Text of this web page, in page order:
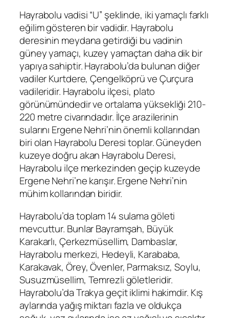
Hayrabolu vadisi “U” şeklinde, iki yamaçlı farklı
eğilim gösteren bir vadidir. Hayrabolu
deresinin meydana getirdiği bu vadinin
güney yamaçı, kuzey yamaçtan daha dik bir
yapıya sahiptir. Hayrabolu’da bulunan diğer
vadiler Kurtdere, Çengelköprü ve Çurçura
vadileridir. Hayrabolu ilçesi, plato
görünümündedir ve ortalama yüksekliği 210-
220 metre civarındadır. İlçe arazilerinin
sularını Ergene Nehri’nin önemli kollarından
biri olan Hayrabolu Deresi toplar. Güneyden
kuzeye doğru akan Hayrabolu Deresi,
Hayrabolu ilçe merkezinden geçip kuzeyde
Ergene Nehri’ne karışır. Ergene Nehri’nin
mühim kollarından biridir.
Hayrabolu’da toplam 14 sulama göleti
mevcuttur. Bunlar Bayramşah, Büyük
Karakarlı, Çerkezmüsellim, Dambaslar,
Hayrabolu merkezi, Hedeyli, Karababa,
Karakavak, Örey, Övenler, Parmaksız, Soylu,
Susuzmüsellim, Temrezli göletleridir.
Hayrabolu’da Trakya geçit iklimi hakimdir. Kış
aylarında yağış miktarı fazla ve oldukça